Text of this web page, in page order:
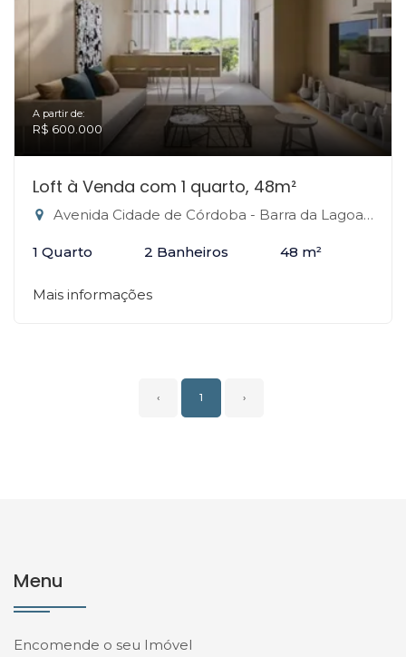
A partir de:
R$ 600.000
Loft à Venda com 1 quarto, 48m²
Avenida Cidade de Córdoba - Barra da Lagoa, Florianópolis-SC
1 Quarto 2 Banheiros 48 m²
Mais informações
‹ 1 ›
Menu
Encomende o seu Imóvel